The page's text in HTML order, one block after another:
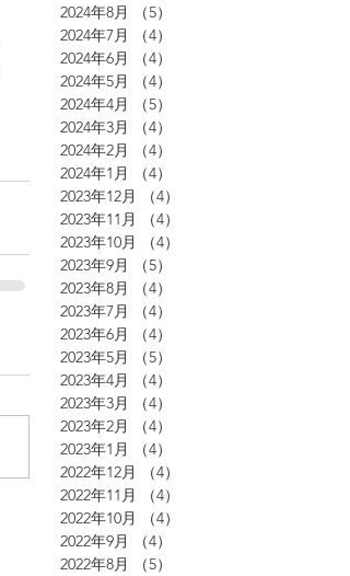
2024年8月
（5）
2024年7月
（4）
2024年6月
（4）
2024年5月
（4）
2024年4月
（5）
2024年3月
（4）
2024年2月
（4）
2024年1月
（4）
2023年12月
（4）
2023年11月
（4）
2023年10月
（4）
2023年9月
（5）
2023年8月
（4）
2023年7月
（4）
2023年6月
（4）
2023年5月
（5）
2023年4月
（4）
2023年3月
（4）
2023年2月
（4）
2023年1月
（4）
2022年12月
（4）
2022年11月
（4）
2022年10月
（4）
2022年9月
（4）
2022年8月
（5）